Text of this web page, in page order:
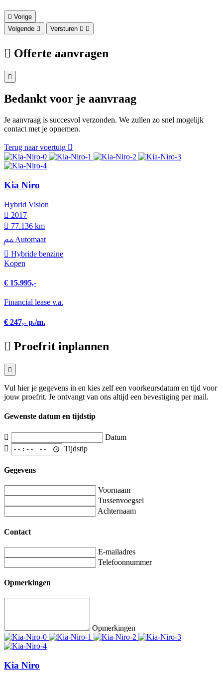
Vorige
Volgende
Versturen
Offerte aanvragen
Bedankt voor je aanvraag
Je aanvraag is succesvol verzonden. We zullen zo snel mogelijk
contact met je opnemen.
Terug naar voertuig
Kia Niro
Hybrid Vision
2017
77.136 km
Automaat
Hybride benzine
Kopen
€ 15.995,-
Financial lease v.a.
€ 247,- p./m.
Proefrit inplannen
Vul hier je gegevens in en kies zelf een voorkeursdatum en tijd voor
jouw proefrit. Je ontvangt van ons altijd een bevestiging per mail.
Gewenste datum en tijdstip
Datum
Tijdstip
Gegevens
Voornaam
Tussenvoegsel
Achternaam
Contact
E-mailadres
Telefoonnummer
Opmerkingen
Opmerkingen
Kia Niro